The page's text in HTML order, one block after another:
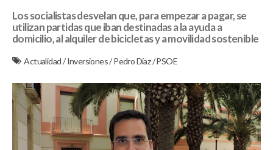
Los socialistas desvelan que, para empezar a pagar, se
utilizan partidas que iban destinadas a la ayuda a
domicilio, al alquiler de bicicletas y a movilidad sostenible
Actualidad/Inversiones/Pedro Díaz/PSOE